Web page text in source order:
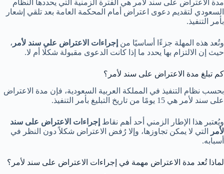
مدة الاعتراض على سند لأمر هي الفترة الزمنية التي يحددها النظام
السعودي لتقديم دعوى اعتراض أمام المحكمة العامة بعد تلقي إشعار
بأمر التنفيذ.
وتُعد هذه المهلة جزءًا أساسيًا من إجراءات الاعتراض على سند لأمر ،
حيث إن الالتزام بها يحدد ما إذا كانت الدعوى مقبولة شكلًا أم لا.
كم تبلغ مدة الاعتراض على سند لأمر؟
بحسب نظام التنفيذ في المملكة العربية السعودية، فإن مدة الاعتراض
على سند لأمر هي 15 يومًا من تاريخ التبليغ بأمر التنفيذ.
ويُعتبر هذا الإطار الزمني أحد أهم نقاط إجراءات الاعتراض على سند
لأمر
التي لا يمكن تجاوزها، وإلا رُفض الاعتراض شكلاً دون النظر في
أسبابه.
لماذا تُعد مدة الاعتراض مهمة في إجراءات الاعتراض على سند لأمر؟